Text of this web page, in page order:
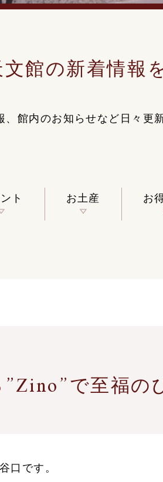
館の新着情報
館内のお知らせなど 日々更
ト お土産 お
で至福の
口です。